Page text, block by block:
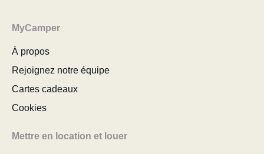
MyCamper
À propos
Rejoignez notre équipe
Cartes cadeaux
Cookies
Mettre en location et louer